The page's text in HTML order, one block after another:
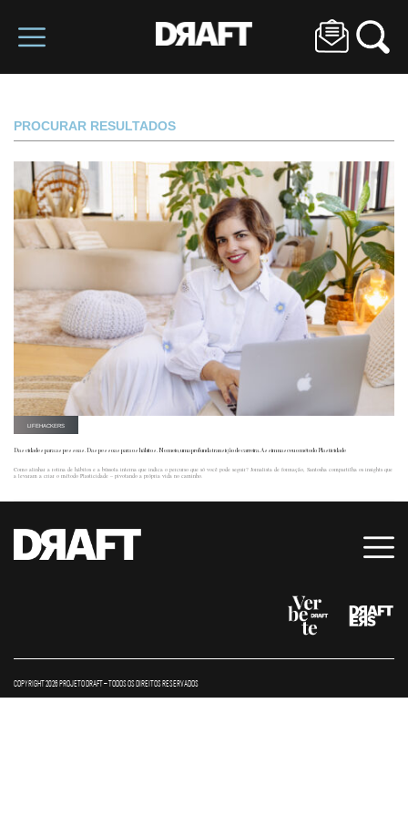
PROCURAR RESULTADOS
LIFEHACKERS
Das cidades para as pessoas. Das pessoas para os hábitos. No meio, uma profunda transição de carreira. Assim nasceu o método Plasticidade
Como alinhar a rotina de hábitos e a bússola interna que indica o percurso que só você pode seguir? Jornalista de formação, Santosha compartilha os insights que
a levaram a criar o método Plasticidade – pivotando a própria vida no caminho.
COPYRIGHT 2026 PROJETO DRAFT – TODOS OS DIREITOS RESERVADOS